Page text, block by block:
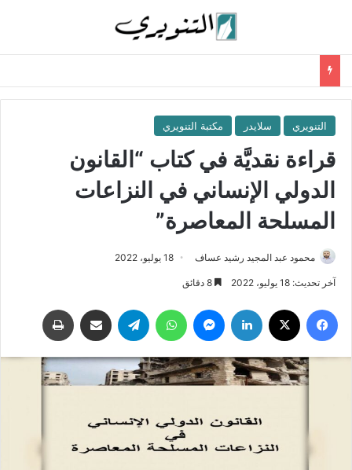
التنويري سلايدر مكتبة التنويري
قراءة نقديَّة في كتاب “القانون
الدولي الإنساني في النزاعات
المسلحة المعاصرة”
محمود عبد المجيد رشيد عساف 18 يوليو، 2022
آخر تحديث: 18 يوليو، 2022
فيسبوك لينكدإن ماسنجر واتساب تيلقرام مشاركة عبر البريد